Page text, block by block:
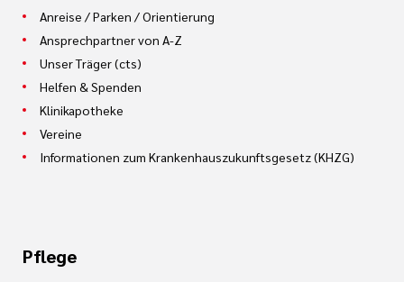
Anreise / Parken / Orientierung
Ansprechpartner von A-Z
Unser Träger (cts)
Helfen & Spenden
Klinikapotheke
Vereine
Informationen zum Krankenhauszukunftsgesetz (KHZG)
Pflege